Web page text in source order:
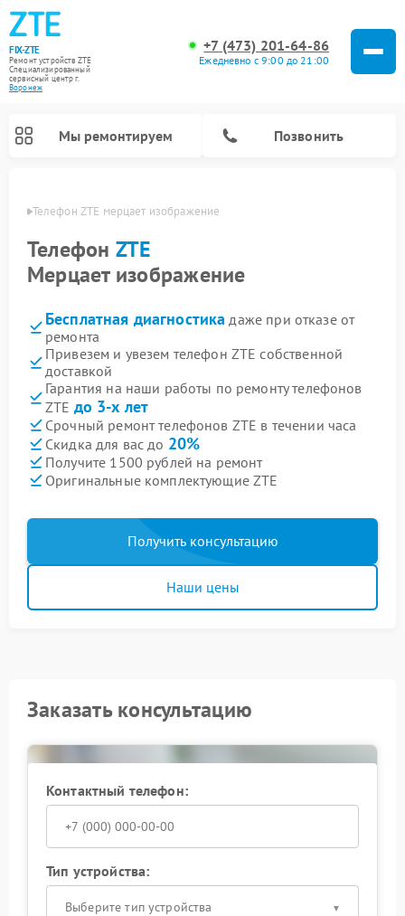
FIX-ZTE
Ремонт устройств ZTE
Специализированный
cервисный центр г.
Воронеж
+7 (473) 201-64-86
Ежедневно с 9:00 до 21:00
Мы ремонтируем Позвонить
Телефон ZTE мерцает изображение
Телефон ZTE
Мерцает изображение
Бесплатная диагностика даже при отказе от
ремонта
Привезем и увезем телефон ZTE собственной
доставкой
Гарантия на наши работы по ремонту телефонов
ZTE до 3-х лет
Срочный ремонт телефонов ZTE в течении часа
Скидка для вас до 20%
Получите 1500 рублей на ремонт
Оригинальные комплектующие ZTE
Получить консультацию
Наши цены
Заказать консультацию
Контактный телефон:
Тип устройства:
Выберите тип устройства